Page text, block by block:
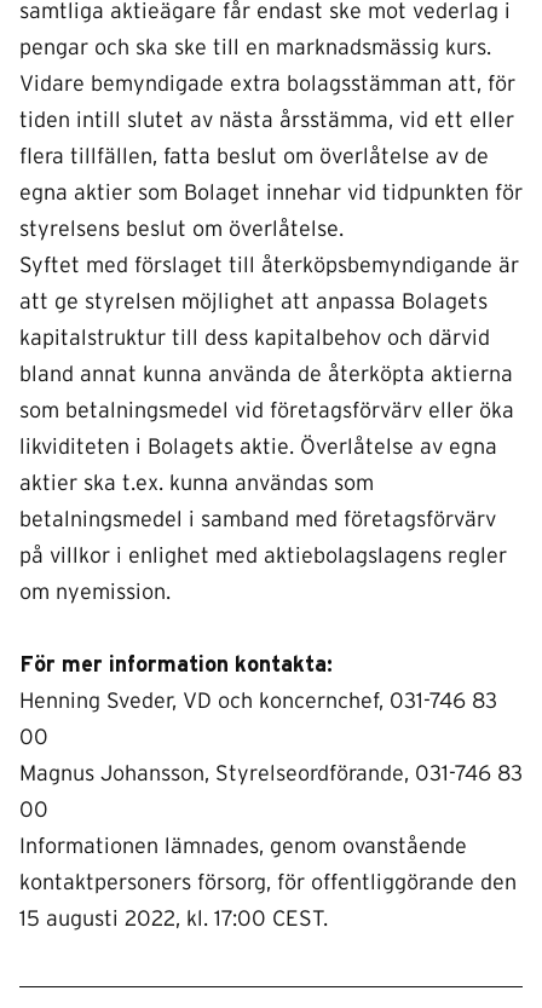
samtliga aktieägare får endast ske mot vederlag i
pengar och ska ske till en marknadsmässig kurs.
Vidare bemyndigade extra bolagsstämman att, för
tiden intill slutet av nästa årsstämma, vid ett eller
flera tillfällen, fatta beslut om överlåtelse av de
egna aktier som Bolaget innehar vid tidpunkten för
styrelsens beslut om överlåtelse.
Syftet med förslaget till återköpsbemyndigande är
att ge styrelsen möjlighet att anpassa Bolagets
kapitalstruktur till dess kapitalbehov och därvid
bland annat kunna använda de återköpta aktierna
som betalningsmedel vid företagsförvärv eller öka
likviditeten i Bolagets aktie. Överlåtelse av egna
aktier ska t.ex. kunna användas som
betalningsmedel i samband med företagsförvärv
på villkor i enlighet med aktiebolagslagens regler
om nyemission.
För mer information kontakta:
Henning Sveder, VD och koncernchef, 031-746 83
00
Magnus Johansson, Styrelseordförande, 031-746 83
00
Informationen lämnades, genom ovanstående
kontaktpersoners försorg, för offentliggörande den
15 augusti 2022, kl. 17:00 CEST.